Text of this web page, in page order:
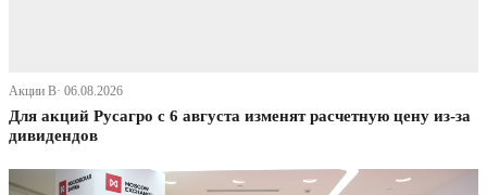
Акции В· 06.08.2026
Для акций Русагро с 6 августа изменят расчетную цену из-за
дивидендов